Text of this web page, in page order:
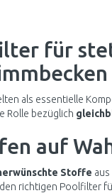
für
als essentielle
Rolle bezüglich
auf
Stoffe
richtigen Poolfilter